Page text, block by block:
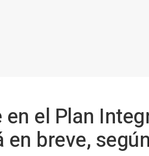
el Plan
en breve,